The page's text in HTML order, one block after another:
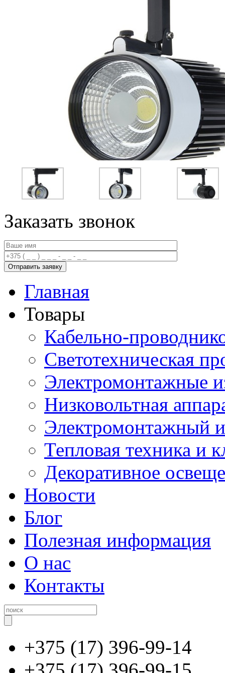
Заказать звонок
Главная
Товары
Кабельно-
Светотехническая
Электромонтажные
Низковольтная
Электромонтажный
Тепловая техника и
Декоративное
Новости
Блог
Полезная информация
О нас
Контакты
+375 (17) 396-99-14